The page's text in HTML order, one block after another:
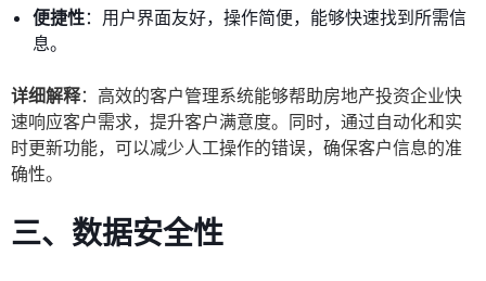
便捷性：用户界面友好，操作简便，能够快速找到所需信
息。
详细解释：高效的客户管理系统能够帮助房地产投资企业快
速响应客户需求，提升客户满意度。同时，通过自动化和实
时更新功能，可以减少人工操作的错误，确保客户信息的准
确性。
三、数据安全性